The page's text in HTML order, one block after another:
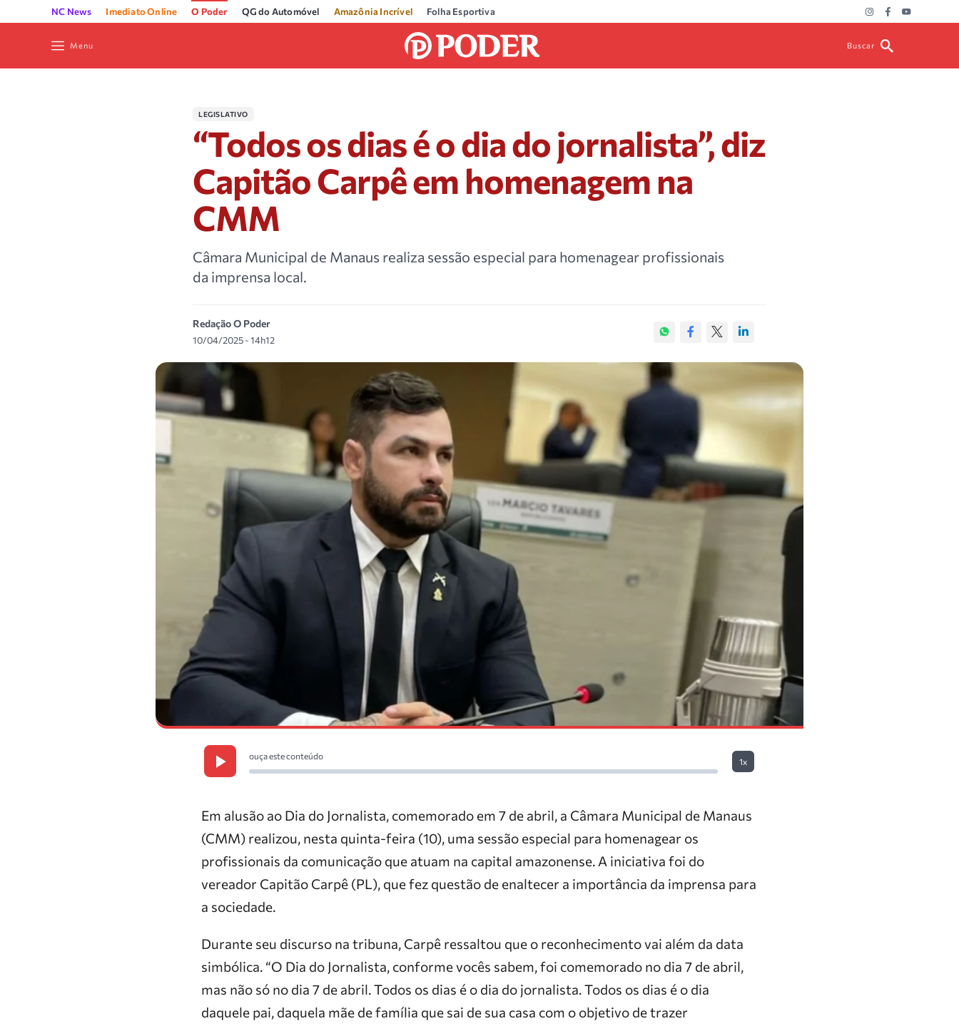
NC News Imediato Online O Poder QG do Automóvel Amazônia Incrível Folha Esportiva
Menu Buscar
LEGISLATIVO
“Todos os dias é o dia do jornalista”, diz
Capitão Carpê em homenagem na
CMM
Câmara Municipal de Manaus realiza sessão especial para homenagear profissionais
da imprensa local.
Redação O Poder
10/04/2025 - 14h12
ouça este conteúdo
1x
Em alusão ao Dia do Jornalista, comemorado em 7 de abril, a Câmara Municipal de Manaus
(CMM) realizou, nesta quinta-feira (10), uma sessão especial para homenagear os
profissionais da comunicação que atuam na capital amazonense. A iniciativa foi do
vereador Capitão Carpê (PL), que fez questão de enaltecer a importância da imprensa para
a sociedade.
Durante seu discurso na tribuna, Carpê ressaltou que o reconhecimento vai além da data
simbólica. “O Dia do Jornalista, conforme vocês sabem, foi comemorado no dia 7 de abril,
mas não só no dia 7 de abril. Todos os dias é o dia do jornalista. Todos os dias é o dia
daquele pai, daquela mãe de família que sai de sua casa com o objetivo de trazer